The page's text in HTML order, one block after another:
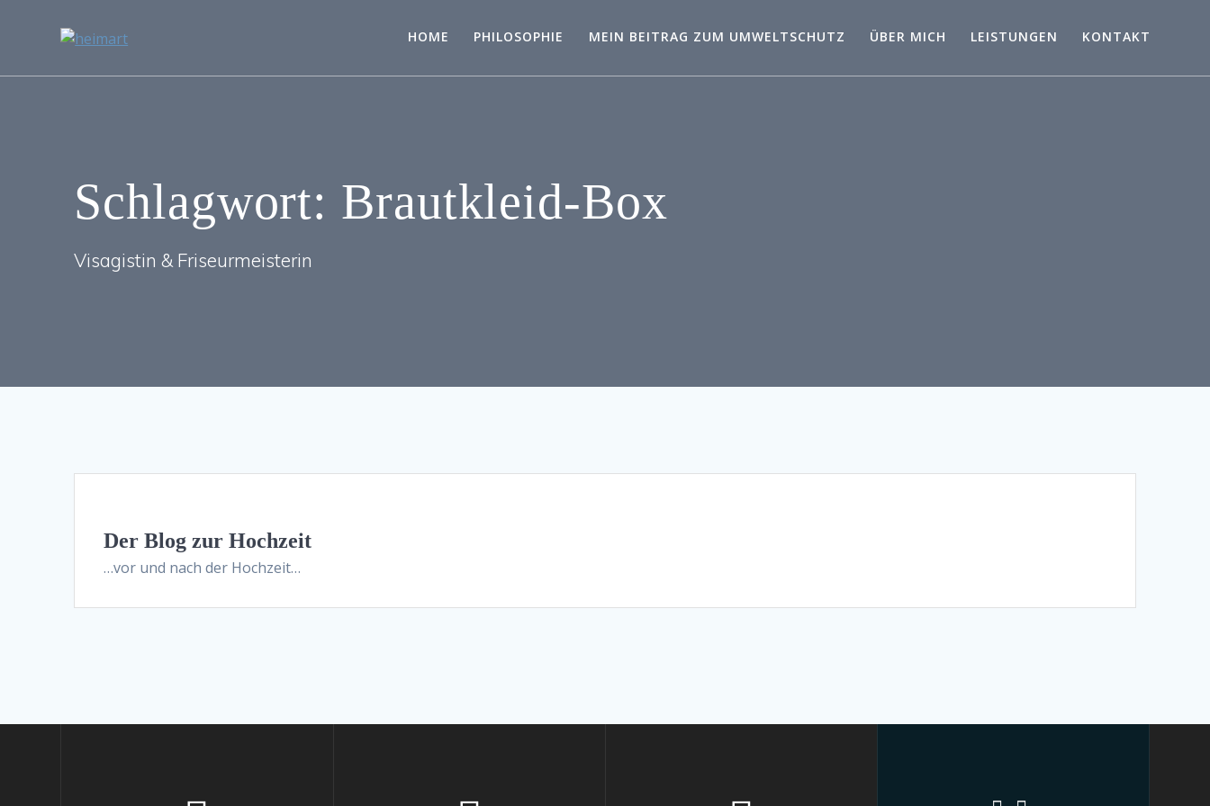
HOME PHILOSOPHIE MEIN BEITRAG ZUM UMWELTSCHUTZ ÜBER MICH LEISTUNGEN KONTAKT
Schlagwort: Brautkleid-Box
Visagistin & Friseurmeisterin
Der Blog zur Hochzeit
…vor und nach der Hochzeit…